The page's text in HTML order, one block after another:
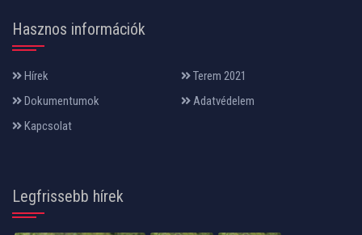
Hasznos információk
Hírek
Terem 2021
Dokumentumok
Adatvédelem
Kapcsolat
Legfrissebb hírek